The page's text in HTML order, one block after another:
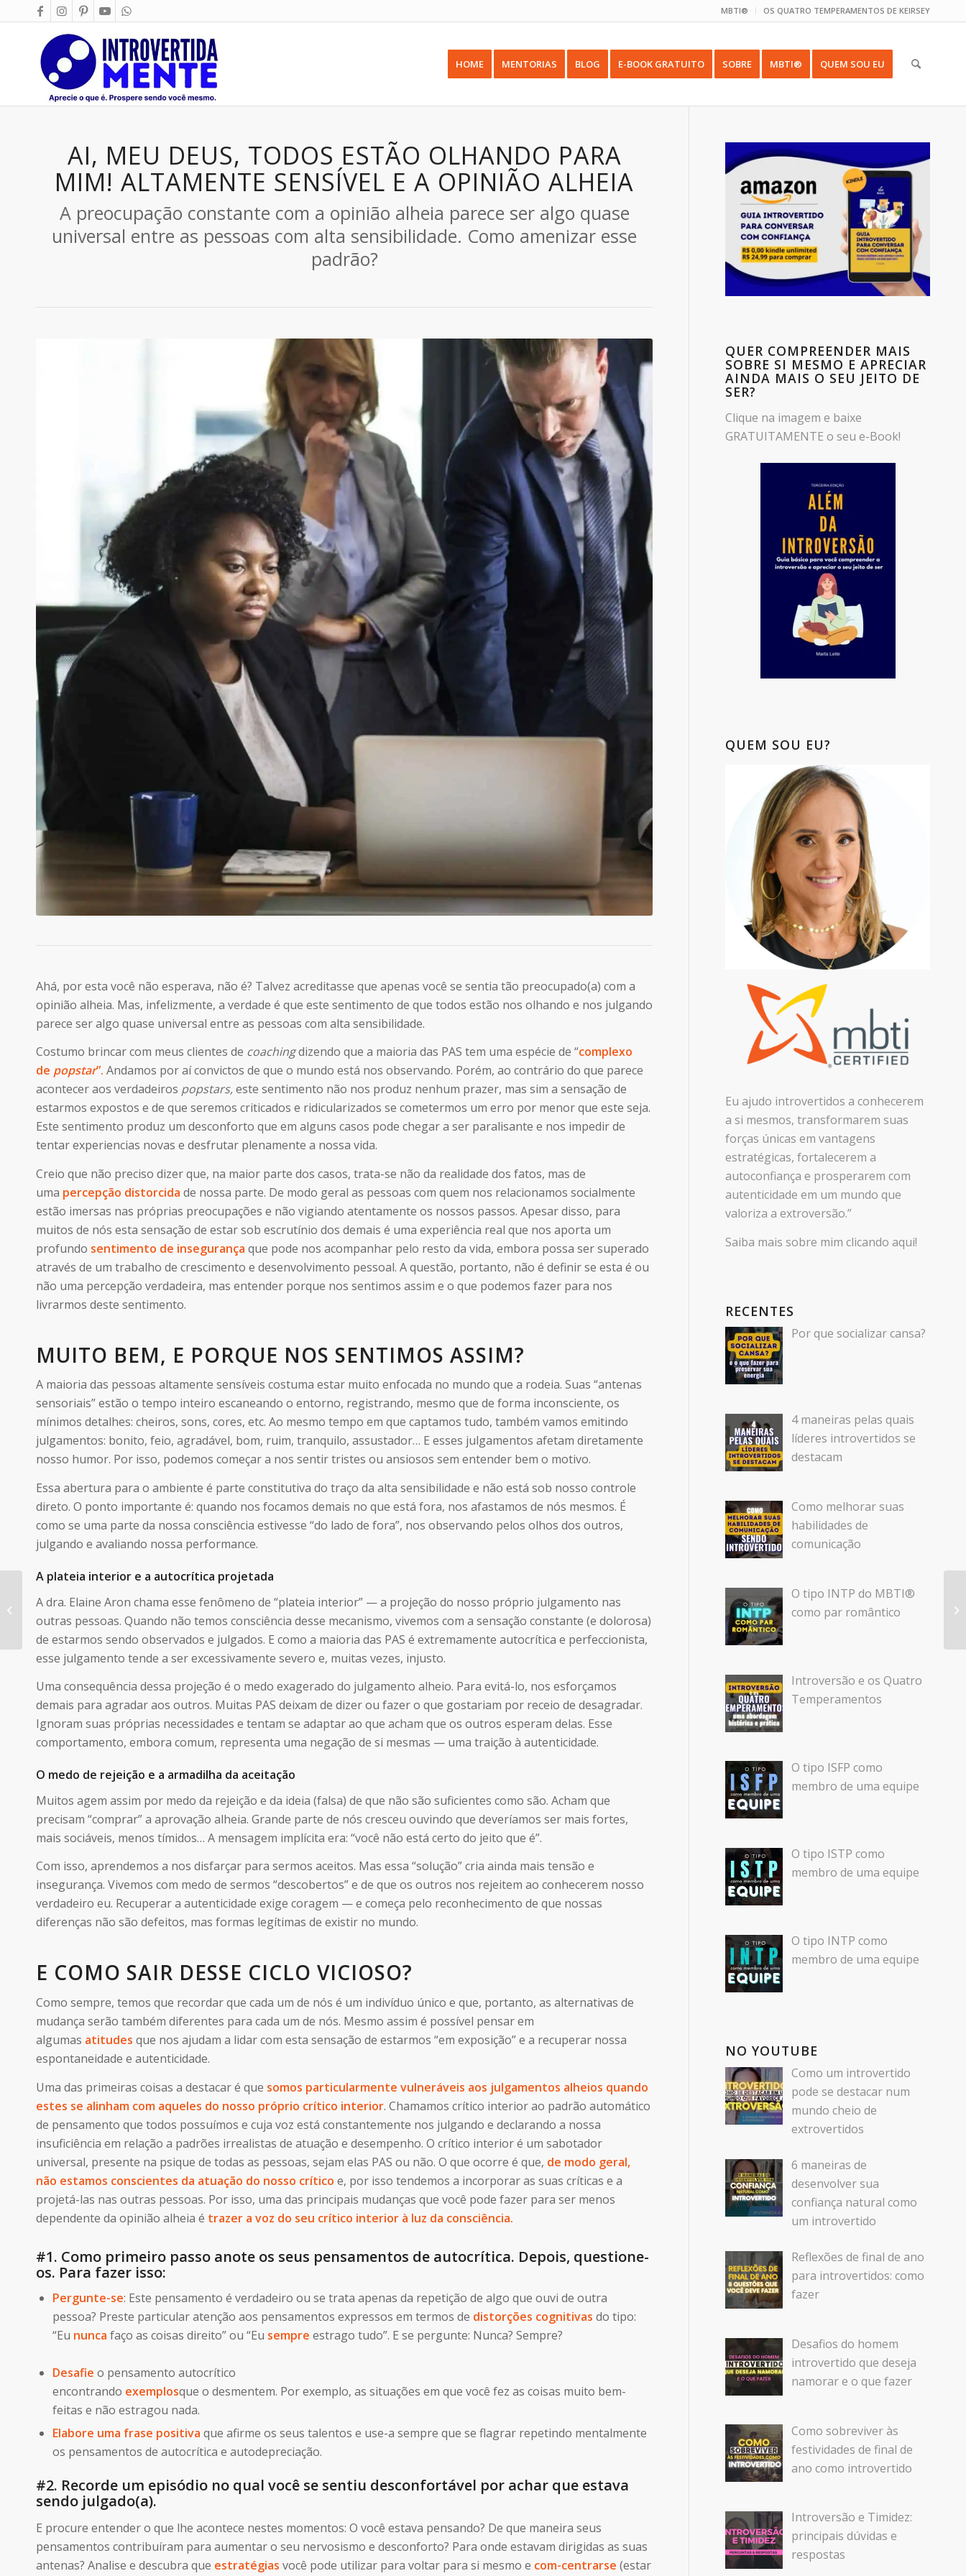
MBTI® OS QUATRO TEMPERAMENTOS DE KEIRSEY
HOME MENTORIAS BLOG E-BOOK GRATUITO SOBRE MBTI® QUEM SOU EU
AI, MEU DEUS, TODOS ESTÃO OLHANDO PARA
MIM! ALTAMENTE SENSÍVEL E A OPINIÃO ALHEIA
A preocupação constante com a opinião alheia parece ser algo quase
universal entre as pessoas com alta sensibilidade. Como amenizar esse
padrão?
Ahá, por esta você não esperava, não é? Talvez acreditasse que apenas você se sentia tão preocupado(a) com a
opinião alheia. Mas, infelizmente, a verdade é que este sentimento de que todos estão nos olhando e nos julgando
parece ser algo quase universal entre as pessoas com alta sensibilidade.
Costumo brincar com meus clientes de coachingdizendo que a maioria das PAS tem uma espécie de “complexo
de popstar”. Andamos por aí convictos de que o mundo está nos observando. Porém, ao contrário do que parece
acontecer aos verdadeiros popstars,este sentimento não nos produz nenhum prazer, mas sim a sensação de
estarmos expostos e de que seremos criticados e ridicularizados se cometermos um erro por menor que este seja.
Este sentimento produz um desconforto que em alguns casos pode chegar a ser paralisante e nos impedir de
tentar experiencias novas e desfrutar plenamente a nossa vida.
Creio que não preciso dizer que, na maior parte dos casos, trata-se não da realidade dos fatos, mas de
uma percepção distorcida de nossa parte. De modo geral as pessoas com quem nos relacionamos socialmente
estão imersas nas próprias preocupações e não vigiando atentamente os nossos passos. Apesar disso, para
muitos de nós esta sensação de estar sob escrutínio dos demais é uma experiência real que nos aporta um
profundo sentimento de insegurança que pode nos acompanhar pelo resto da vida, embora possa ser superado
através de um trabalho de crescimento e desenvolvimento pessoal. A questão, portanto, não é definir se esta é ou
não uma percepção verdadeira, mas entender porque nos sentimos assim e o que podemos fazer para nos
livrarmos deste sentimento.
MUITO BEM, E PORQUE NOS SENTIMOS ASSIM?
A maioria das pessoas altamente sensíveis costuma estar muito enfocada no mundo que a rodeia. Suas “antenas
sensoriais” estão o tempo inteiro escaneando o entorno, registrando, mesmo que de forma inconsciente, os
mínimos detalhes: cheiros, sons, cores, etc. Ao mesmo tempo em que captamos tudo, também vamos emitindo
julgamentos: bonito, feio, agradável, bom, ruim, tranquilo, assustador… E esses julgamentos afetam diretamente
nosso humor. Por isso, podemos começar a nos sentir tristes ou ansiosos sem entender bem o motivo.
Essa abertura para o ambiente é parte constitutiva do traço da alta sensibilidade e não está sob nosso controle
direto. O ponto importante é: quando nos focamos demais no que está fora, nos afastamos de nós mesmos. É
como se uma parte da nossa consciência estivesse “do lado de fora”, nos observando pelos olhos dos outros,
julgando e avaliando nossa performance.
A plateia interior e a autocrítica projetada
A dra. Elaine Aron chama esse fenômeno de “plateia interior” — a projeção do nosso próprio julgamento nas
outras pessoas. Quando não temos consciência desse mecanismo, vivemos com a sensação constante (e dolorosa)
de estarmos sendo observados e julgados. E como a maioria das PAS é extremamente autocrítica e perfeccionista,
esse julgamento tende a ser excessivamente severo e, muitas vezes, injusto.
Uma consequência dessa projeção é o medo exagerado do julgamento alheio. Para evitá-lo, nos esforçamos
demais para agradar aos outros. Muitas PAS deixam de dizer ou fazer o que gostariam por receio de desagradar.
Ignoram suas próprias necessidades e tentam se adaptar ao que acham que os outros esperam delas. Esse
comportamento, embora comum, representa uma negação de si mesmas — uma traição à autenticidade.
O medo de rejeição e a armadilha da aceitação
Muitos agem assim por medo da rejeição e da ideia (falsa) de que não são suficientes como são. Acham que
precisam “comprar” a aprovação alheia. Grande parte de nós cresceu ouvindo que deveríamos ser mais fortes,
mais sociáveis, menos tímidos… A mensagem implícita era: “você não está certo do jeito que é”.
Com isso, aprendemos a nos disfarçar para sermos aceitos. Mas essa “solução” cria ainda mais tensão e
insegurança. Vivemos com medo de sermos “descobertos” e de que os outros nos rejeitem ao conhecerem nosso
verdadeiro eu. Recuperar a autenticidade exige coragem — e começa pelo reconhecimento de que nossas
diferenças não são defeitos, mas formas legítimas de existir no mundo.
E COMO SAIR DESSE CICLO VICIOSO?
Como sempre, temos que recordar que cada um de nós é um indivíduo único e que, portanto, as alternativas de
mudança serão também diferentes para cada um de nós. Mesmo assim é possível pensar em
algumas atitudes que nos ajudam a lidar com esta sensação de estarmos “em exposição” e a recuperar nossa
espontaneidade e autenticidade.
Uma das primeiras coisas a destacar é que somos particularmente vulneráveis ​​aos julgamentos alheios quando
estes se alinham com aqueles do nosso próprio crítico interior. Chamamos crítico interior ao padrão automático
de pensamento que todos possuímos e cuja voz está constantemente nos julgando e declarando a nossa
insuficiência em relação a padrões irrealistas de atuação e desempenho. O crítico interior é um sabotador
universal, presente na psique de todas as pessoas, sejam elas PAS ou não. O que ocorre é que, de modo geral,
não estamos conscientes da atuação do nosso crítico e, por isso tendemos a incorporar as suas críticas e a
projetá-las nas outras pessoas. Por isso, uma das principais mudanças que você pode fazer para ser menos
dependente da opinião alheia é trazer a voz do seu crítico interior à luz da consciência.
#1. Como primeiro passo anote os seus pensamentos de autocrítica. Depois, questione-
os. Para fazer isso:
Pergunte-se: Este pensamento é verdadeiro ou se trata apenas da repetição de algo que ouvi de outra
pessoa? Preste particular atenção aos pensamentos expressos em termos de distorções cognitivas do tipo:
“Eu nunca faço as coisas direito” ou “Eu sempre estrago tudo”. E se pergunte: Nunca? Sempre?
Desafie o pensamento autocrítico
encontrando exemplosque o desmentem. Por exemplo, as situações em que você fez as coisas muito bem-
feitas e não estragou nada.
Elabore uma frase positiva que afirme os seus talentos e use-a sempre que se flagrar repetindo mentalmente
os pensamentos de autocrítica e autodepreciação.
#2. Recorde um episódio no qual você se sentiu desconfortável por achar que estava
sendo julgado(a).
E procure entender o que lhe acontece nestes momentos: O você estava pensando? De que maneira seus
pensamentos contribuíram para aumentar o seu nervosismo e desconforto? Para onde estavam dirigidas as suas
antenas? Analise e descubra que estratégias você pode utilizar para voltar para si mesmo e com-centrarse (estar
QUER COMPREENDER MAIS
SOBRE SI MESMO E APRECIAR
AINDA MAIS O SEU JEITO DE
SER?
Clique na imagem e baixe
GRATUITAMENTE o seu e-Book!
QUEM SOU EU?
Eu ajudo introvertidos a conhecerem
a si mesmos, transformarem suas
forças únicas em vantagens
estratégicas, fortalecerem a
autoconfiança e prosperarem com
autenticidade em um mundo que
valoriza a extroversão.”
Saiba mais sobre mim clicando aqui!
RECENTES
Por que socializar cansa?
4 maneiras pelas quais
líderes introvertidos se
destacam
Como melhorar suas
habilidades de
comunicação
O tipo INTP do MBTI®
como par romântico
Introversão e os Quatro
Temperamentos
O tipo ISFP como
membro de uma equipe
O tipo ISTP como
membro de uma equipe
O tipo INTP como
membro de uma equipe
NO YOUTUBE
Como um introvertido
pode se destacar num
mundo cheio de
extrovertidos
6 maneiras de
desenvolver sua
confiança natural como
um introvertido
Reflexões de final de ano
para introvertidos: como
fazer
Desafios do homem
introvertido que deseja
namorar e o que fazer
Como sobreviver às
festividades de final de
ano como introvertido
Introversão e Timidez:
principais dúvidas e
respostas
Introversão definida
(Infográfico)